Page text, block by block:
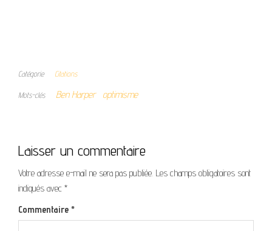
Catégorie Citations
Mots-clés Ben Harper optimisme
Laisser un commentaire
Votre adresse e-mail ne sera pas publiée. Les champs obligatoires sont
indiqués avec *
Commentaire *